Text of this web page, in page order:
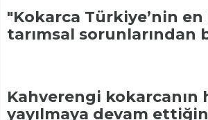
"Kokarca Türkiye’nin
tarımsal sorunlarından
Kahverengi kokarcanın
yayılmaya devam